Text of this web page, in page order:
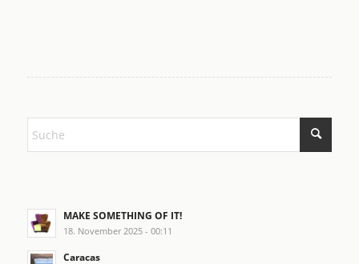
MAKE SOMETHING OF IT!
18. November 2025 - 00:11
Caracas